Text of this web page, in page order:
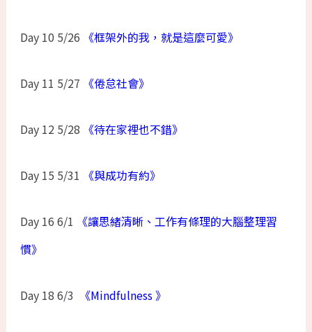
Day 10 5/26 《框架外的我，就是這麼可愛》
Day 11 5/27 《倦怠社會》
Day 12 5/28 《待在家裡也不錯》
Day 15 5/31 《與成功有約》
Day 16 6/1 《讓思緒清晰、工作有條理的大腦整理習
慣》
Day 18 6/3 《Mindfulness 》